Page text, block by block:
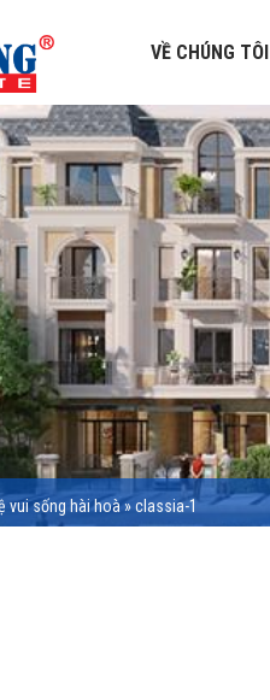
VỀ CHÚNG TÔI
vui sống hài hoà»classia-1